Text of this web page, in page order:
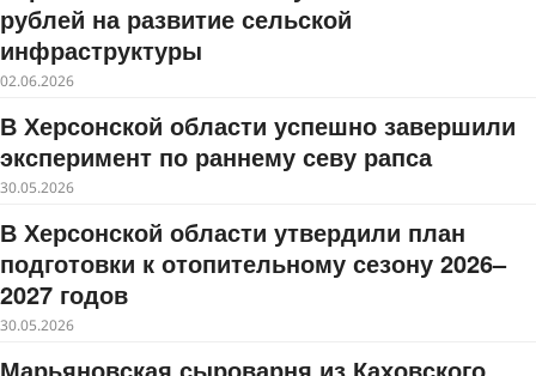
рублей на развитие сельской
инфраструктуры
02.06.2026
В Херсонской области успешно завершили
эксперимент по раннему севу рапса
30.05.2026
В Херсонской области утвердили план
подготовки к отопительному сезону 2026–
2027 годов
30.05.2026